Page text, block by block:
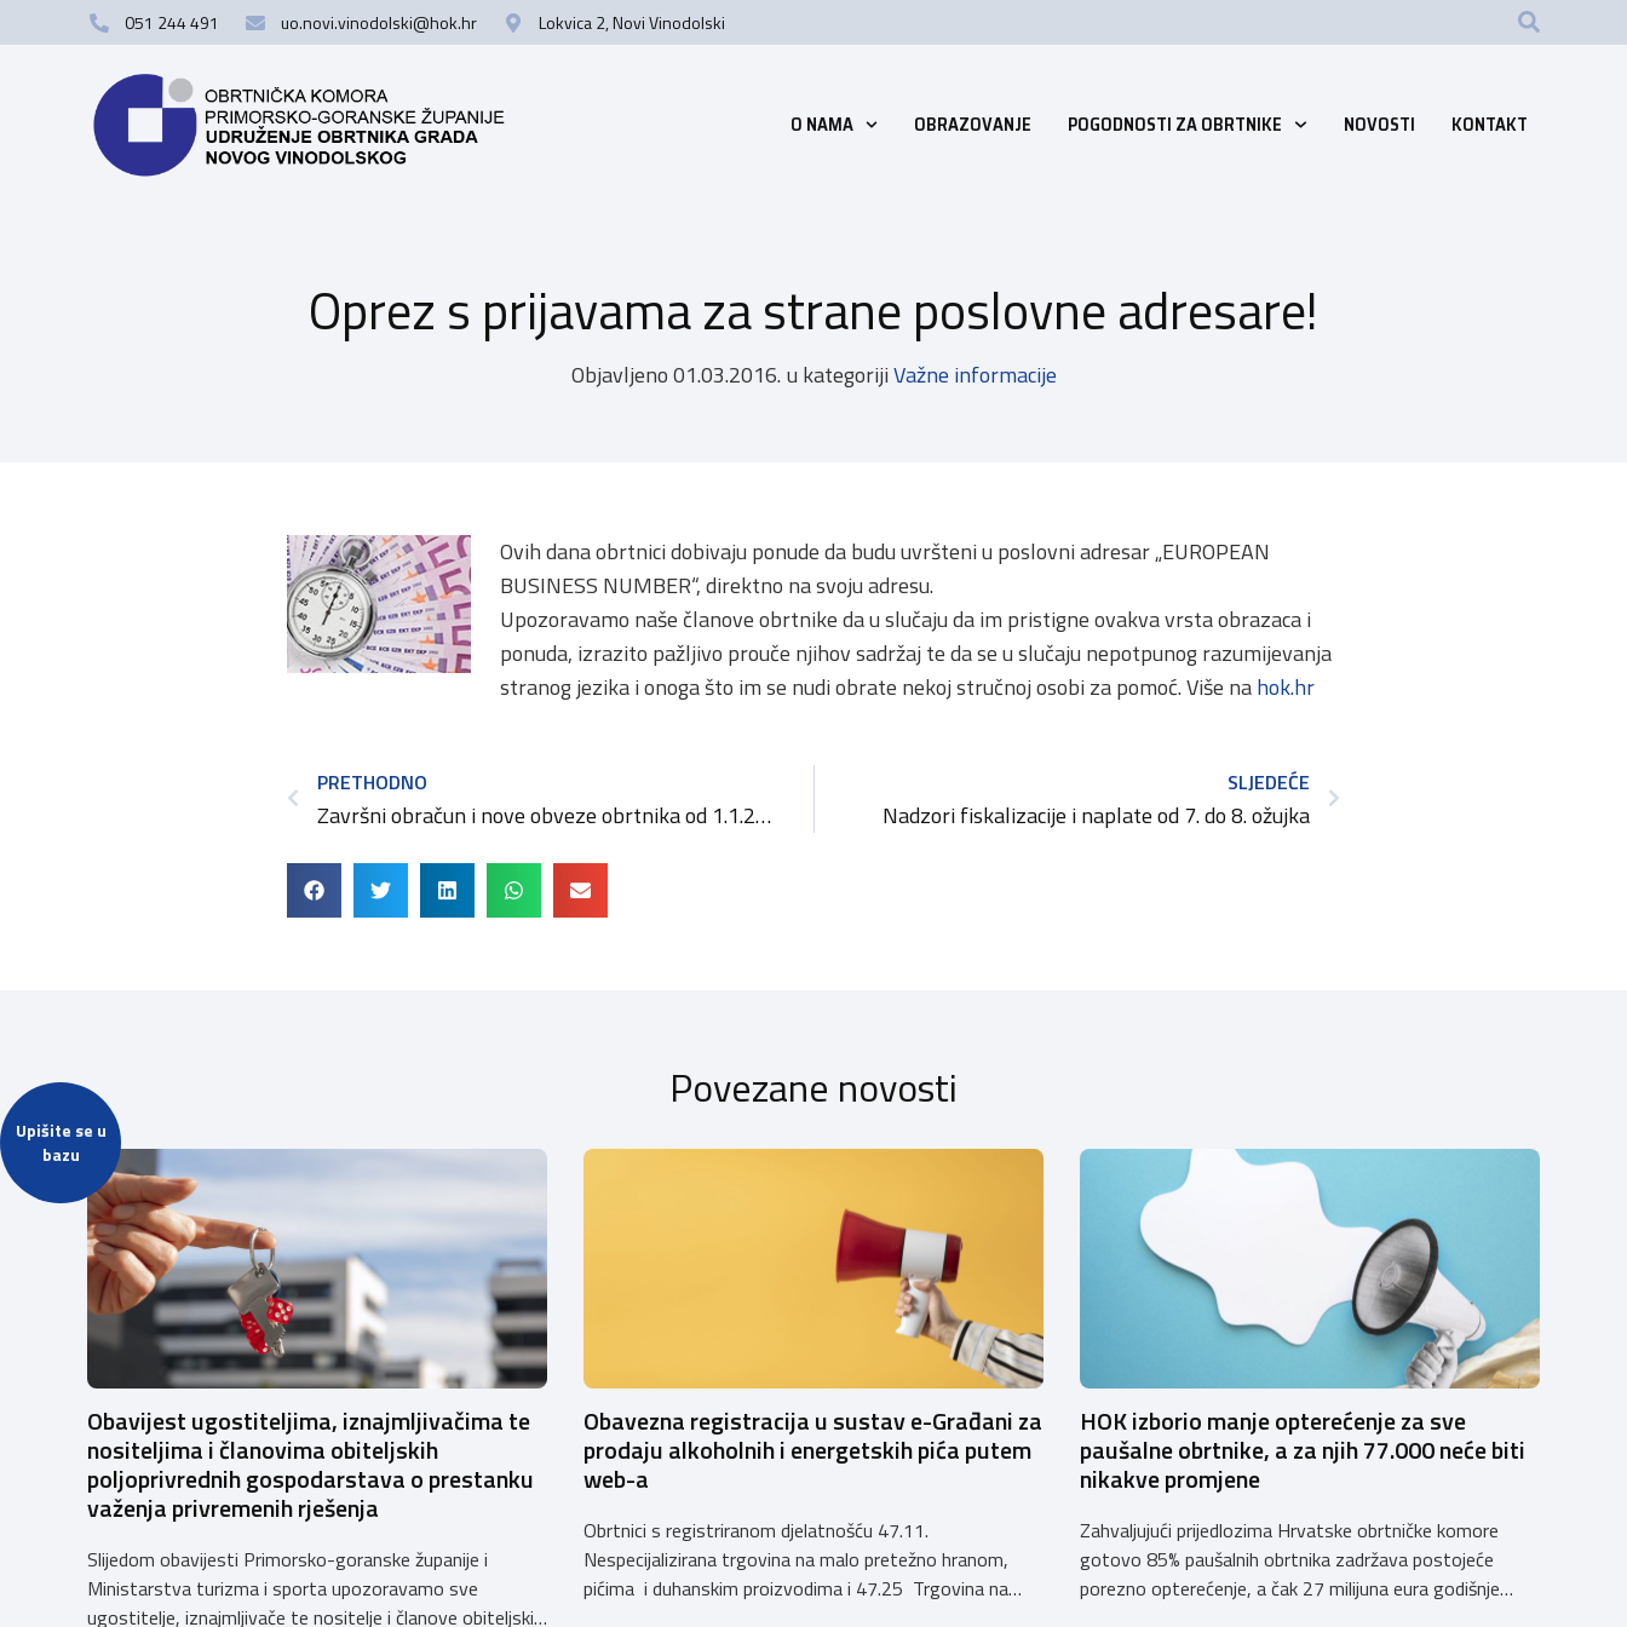
Upišite se u
bazu
051 244 491 uo.novi.vinodolski@hok.hr Lokvica 2, Novi Vinodolski
O NAMA OBRAZOVANJE POGODNOSTI ZA OBRTNIKE NOVOSTI KONTAKT
Oprez s prijavama za strane poslovne adresare!
Objavljeno01.03.2016. u kategorijiVažne informacije
Ovih dana obrtnici dobivaju ponude da budu uvršteni u poslovni adresar „EUROPEAN
BUSINESS NUMBER“, direktno na svoju adresu.
Upozoravamo naše članove obrtnike da u slučaju da im pristigne ovakva vrsta obrazaca i
ponuda, izrazito pažljivo prouče njihov sadržaj te da se u slučaju nepotpunog razumijevanja
stranog jezika i onoga što im se nudi obrate nekoj stručnoj osobi za pomoć. Više nahok.hr
PRETHODNO
Završni obračun i nove obveze obrtnika od 1.1.2016.
SLJEDEĆE
Nadzori fiskalizacije i naplate od 7. do 8. ožujka
Povezane novosti
Obavijest ugostiteljima, iznajmljivačima te
nositeljima i članovima obiteljskih
poljoprivrednih gospodarstava o prestanku
važenja privremenih rješenja
Slijedom obavijesti Primorsko-goranske županije i
Ministarstva turizma i sporta upozoravamo sve
ugostitelje, iznajmljivače te nositelje i članove obiteljskih
Obavezna registracija u sustav e-Građani za
prodaju alkoholnih i energetskih pića putem
web-a
Obrtnici s registriranom djelatnošću 47.11.
Nespecijalizirana trgovina na malo pretežno hranom,
pićima i duhanskim proizvodima i 47.25 Trgovina na
HOK izborio manje opterećenje za sve
paušalne obrtnike, a za njih 77.000 neće biti
nikakve promjene
Zahvaljujući prijedlozima Hrvatske obrtničke komore
gotovo 85% paušalnih obrtnika zadržava postojeće
porezno opterećenje, a čak 27 milijuna eura godišnje